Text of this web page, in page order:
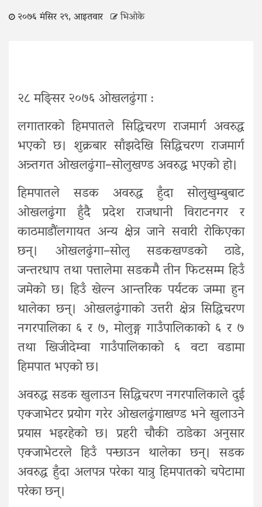
२०७६ मंसिर २९, आइतवार भिओके
२८ मङि्सर २०७६ ओखलढुंगा :
लगातारको हिमपातले सिद्धिचरण राजमार्ग अवरुद्ध
भएको छ। शुक्रबार साँझदेखि सिद्धिचरण राजमार्ग
अन्र्तगत ओखलढुंगा–सोलुखण्ड अवरुद्ध भएको हो।
हिमपातले सडक अवरुद्ध हुँदा सोलुखुम्बुबाट
ओखलढुंगा हुँदै प्रदेश राजधानी विराटनगर र
काठमाडौंलगायत अन्य क्षेत्र जाने सवारी रोकिएका
छन्। ओखलढुंगा–सोलु सडकखण्डको ठाडे,
जन्तरधाप तथा पत्तालेमा सडकमै तीन फिटसम्म हिउँ
जमेको छ। हिउँ खेल्न आन्तरिक पर्यटक जम्मा हुन
थालेका छन्। ओखलढुंगाको उत्तरी क्षेत्र सिद्धिचरण
नगरपालिका ६ र ७, मोलुङ्ग गाउँपालिकाको ६ र ७
तथा खिजीदेम्वा गाउँपालिकाको ६ वटा वडामा
हिमपात भएको छ।
अवरुद्ध सडक खुलाउन सिद्धिचरण नगरपालिकाले दुई
एक्जाभेटर प्रयोग गरेर ओखलढुंगाखण्ड भने खुलाउने
प्रयास भइरहेको छ। प्रहरी चौकी ठाडेका अनुसार
एक्जाभेटरले हिउँ पन्छाउन थालेका छन्। सडक
अवरुद्ध हुँदा अलपत्र परेका यात्रु हिमपातको चपेटामा
परेका छन्।